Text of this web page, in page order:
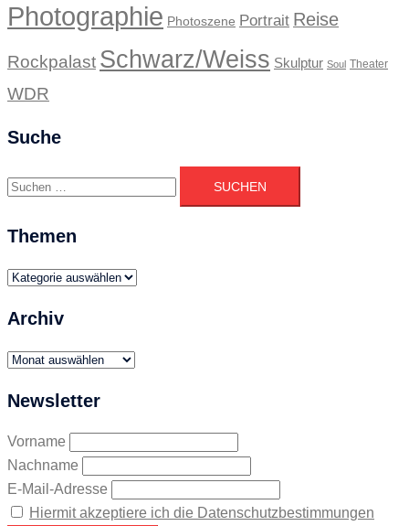
Photographie Photoszene Portrait Reise
Rockpalast Schwarz/Weiss Skulptur Soul Theater
WDR
Suche
Suchen
nach:
Themen
Themen
Archiv
Archiv
Newsletter
Vorname
Nachname
E-Mail-Adresse
Hiermit akzeptiere ich die Datenschutzbestimmungen